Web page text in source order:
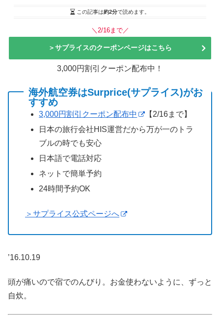
この記事は約2分で読めます。
＼2/16まで／
＞サプライスのクーポンページはこちら
3,000円割引クーポン配布中！
海外航空券はSurprice(サプライス)がお
すすめ
3,000円割引クーポン配布中
【2/16まで】
日本の旅行会社HIS運営だから万が一のトラ
ブルの時でも安心
日本語で電話対応
ネットで簡単予約
24時間予約OK
＞サプライス公式ページへ
’16.10.19
頭が痛いので宿でのんびり。お金使わないように、ずっと
自炊。